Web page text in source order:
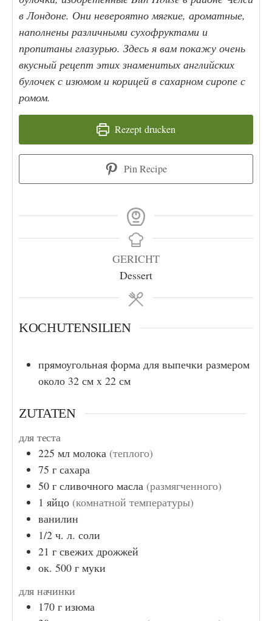
в Лондоне. Они невероятно мягкие, ароматные,
наполнены различными сухофруктами и
пропитаны глазурью. Здесь я вам покажу очень
вкусный рецепт этих знаменитых английских
булочек с изюмом и корицей в сахарном сиропе с
ромом.
Rezept drucken
Pin Recipe
GERICHT
Dessert
KOCHUTENSILIEN
прямоугольная форма для выпечки размером
около 32 см x 22 см
ZUTATEN
для теста
225 мл молока (теплого)
75 г сахара
50 г сливочного масла (размягченного)
1 яйцо (комнатной температуры)
ванилин
1/2 ч. л. соли
21 г свежих дрожжей
ок. 500 г муки
для начинки
170 г изюма